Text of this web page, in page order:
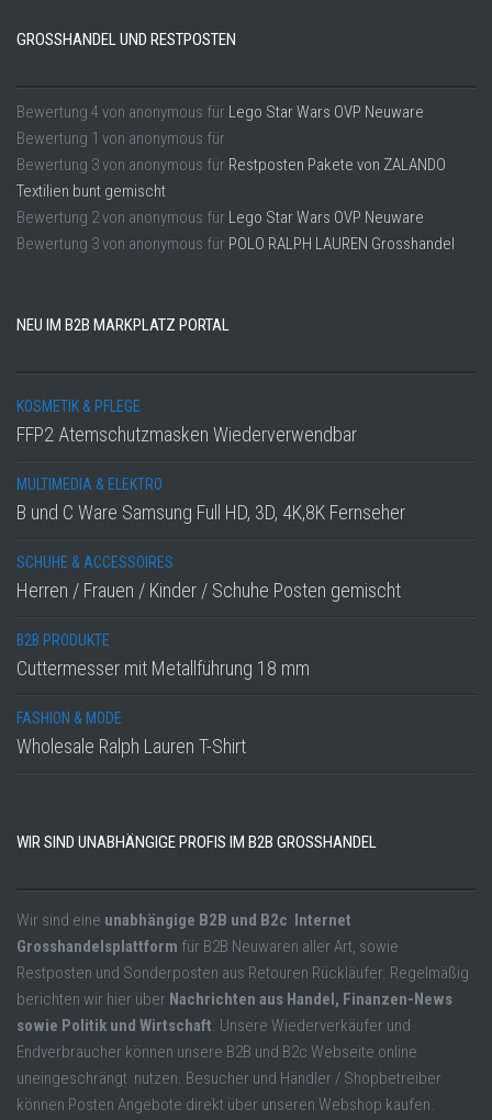
GROSSHANDEL UND RESTPOSTEN
Bewertung 4 von anonymous für Lego Star Wars OVP Neuware
Bewertung 1 von anonymous für
Bewertung 3von anonymous für Restposten Pakete von ZALANDO
Textilien bunt gemischt
Bewertung 2von anonymous für Lego Star Wars OVP Neuware
Bewertung 3von anonymous für POLO RALPH LAUREN Grosshandel
NEU IM B2B MARKPLATZ PORTAL
KOSMETIK & PFLEGE
FFP2 Atemschutzmasken Wiederverwendbar
MULTIMEDIA & ELEKTRO
B und C Ware Samsung Full HD, 3D, 4K,8K Fernseher
SCHUHE & ACCESSOIRES
Herren / Frauen / Kinder / Schuhe Posten gemischt
B2B PRODUKTE
Cuttermesser mit Metallführung 18 mm
FASHION & MODE
Wholesale Ralph Lauren T-Shirt
WIR SIND UNABHÄNGIGE PROFIS IM B2B GROSSHANDEL
Wir sind eine unabhängige B2B und B2c Internet
Grosshandelsplattform für B2B Neuwaren aller Art, sowie
Restposten und Sonderposten aus Retouren Rückläufer. Regelmäßig
berichten wir hier über Nachrichten aus Handel, Finanzen-News
sowie Politik und Wirtschaft. Unsere Wiederverkäufer und
Endverbraucher können unsere B2B und B2c Webseite online
uneingeschrängt nutzen. Besucher und Händler / Shopbetreiber
können Posten Angebote direkt über unseren Webshop kaufen.